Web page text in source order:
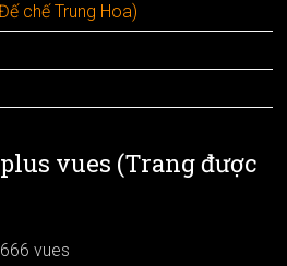
chế Trung Hoa)
vues (Trang được
vues